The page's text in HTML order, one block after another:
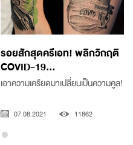
รอยสักสุดครีเอท! พลิกวิกฤติ
COVID-19...
เอาความเครียดมาเปลี่ยนเป็นความคูล!
07.08.2021 11862